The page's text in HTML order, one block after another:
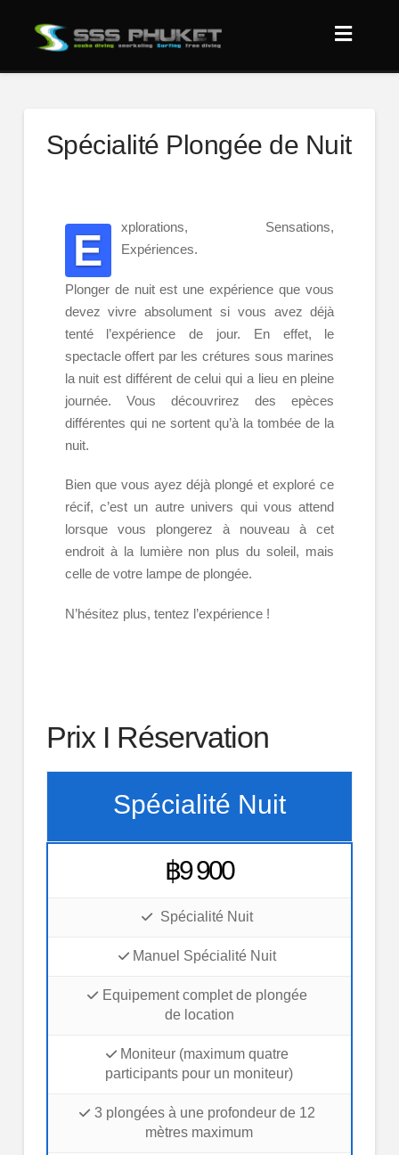
Spécialité Plongée de Nuit
E
xplorations, Sensations,
Expériences.
Plonger de nuit est une expérience que vous
devez vivre absolument si vous avez déjà
tenté l’expérience de jour. En effet, le
spectacle offert par les crétures sous marines
la nuit est différent de celui qui a lieu en pleine
journée. Vous découvrirez des epèces
différentes qui ne sortent qu’à la tombée de la
nuit.
Bien que vous ayez déjà plongé et exploré ce
récif, c’est un autre univers qui vous attend
lorsque vous plongerez à nouveau à cet
endroit à la lumière non plus du soleil, mais
celle de votre lampe de plongée.
N’hésitez plus, tentez l’expérience !
Prix I Réservation
Spécialité Nuit
฿9 900
Spécialité Nuit
Manuel Spécialité Nuit
Equipement complet de plongée
de location
Moniteur (maximum quatre
participants pour un moniteur)
3 plongées à une profondeur de 12
mètres maximum